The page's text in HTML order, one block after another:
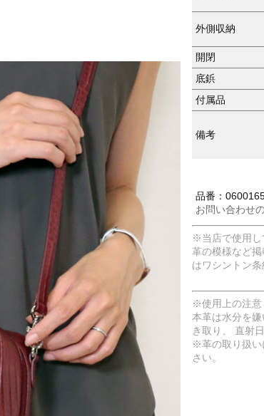
外側収納
開閉
底鋲
付属品
備考
品番：
お問い合わせ
※当店で使用し
革の模様など
はワシントン
※使用上の注意
本革は水分を
き取り、 直射
※革の取り扱い
さい。